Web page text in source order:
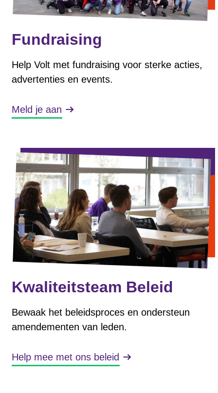
Fundraising
Help Volt met fundraising voor sterke acties,
advertenties en events.
Meld je aan
Kwaliteitsteam Beleid
Bewaak het beleidsproces en ondersteun
amendementen van leden.
Help mee met ons beleid